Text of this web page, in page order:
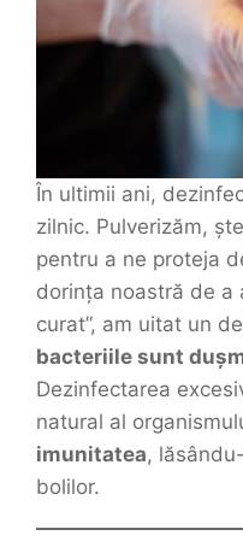
În ultimii ani,
zilnic. Pulverizăm,
pentru a ne proteja
dorința noastră de a
curat”, am uitat un
bacteriile sunt
Dezinfectarea
natural al
imunitatea,
bolilor.